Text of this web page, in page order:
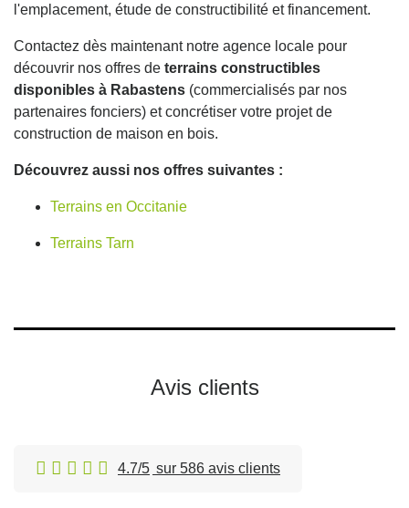
l'emplacement, étude de constructibilité et financement.
Contactez dès maintenant notre agence locale pour
découvrir nos offres de terrains constructibles
disponibles à Rabastens (commercialisés par nos
partenaires fonciers) et concrétiser votre projet de
construction de maison en bois.
Découvrez aussi nos offres suivantes :
Terrains en Occitanie
Terrains Tarn
Avis clients
4.7/5 sur 586 avis clients